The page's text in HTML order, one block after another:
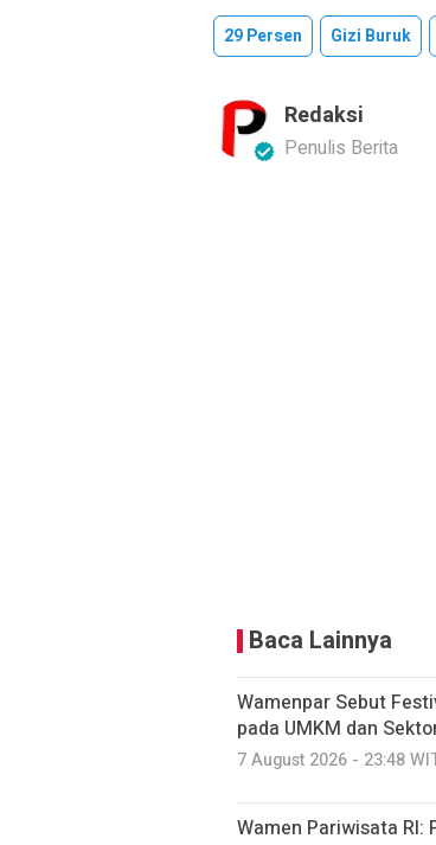
29 Persen Gizi Buruk
Redaksi
Penulis Berita
Baca Lainnya
Wamenpar Sebut
pada UMKM dan
7 August 2026 - 23:48
Wamen Pariwisata RI: